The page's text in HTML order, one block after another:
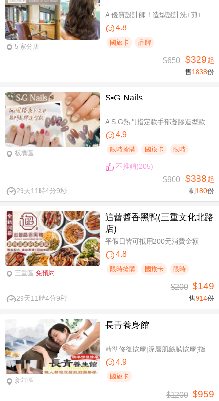
5 家分店
4.8
國旅卡 品牌
$650 $329起
售1838份
板橋區
S•G Nails
4.9
限時搶購 國旅卡 限時
不推銷(205)
29天11時4分8秒
$900 $388起
剩 180份
三重區 免預約
追蕾醬香黑鴨(三重文化北路
店)
平假日皆可抵用200元消費金額
4.8
限時搶購 國旅卡 限時
29天11時4分8秒
$200 $149
售914份
新莊區
長青養身館
4.9
國旅卡
$1200 $959